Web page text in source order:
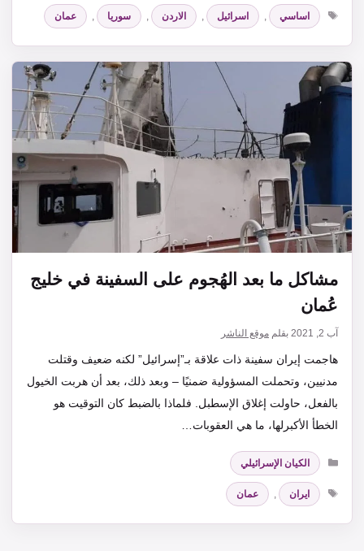
الوسوم
اساسي , اسرائيل , الاردن , سوريا , عمان
مشاكل ما بعد الهُجوم على السفينة في خليج
عُمان
آب 2, 2021 بقلم موقع الناشر
هاجمت إيران سفينة ذات علاقة بـ”إسرائيل” لكنه ضعيف وقتلت
مدنيين، وتحملت المسؤولية ضمنيًا – وبعد ذلك، بعد أن هربت الخيول
بالفعل، حاولت إغلاق الإسطبل. فلماذا بالضبط كان التوقيت هو
الخطأ الأكبرلها، ما هي العقوبات…
التصنيفات
الكيان الإسرائيلي
الوسوم
ايران , عمان